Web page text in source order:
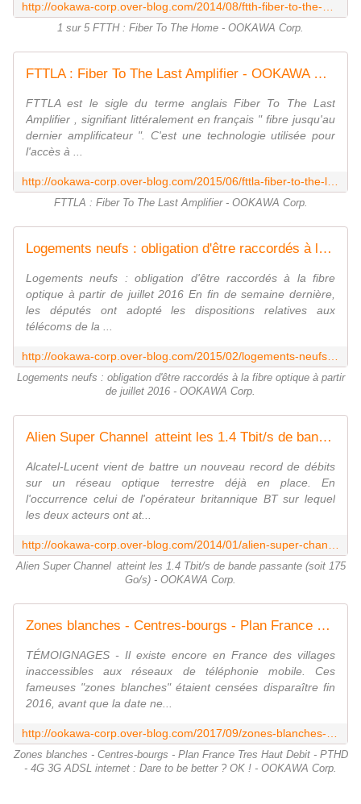
1 sur 5 FTTH : Fiber To The Home - OOKAWA Corp.
FTTLA : Fiber To The Last Amplifier - OOKAWA Corp.
FTTLA est le sigle du terme anglais Fiber To The Last
Amplifier , signifiant littéralement en français " fibre jusqu'au
dernier amplificateur ". C'est une technologie utilisée pour
l'accès à ...
FTTLA : Fiber To The Last Amplifier - OOKAWA Corp.
Logements neufs : obligation d'être raccordés à la fibre optique à partir de juillet 2016 - OOKAWA Corp.
Logements neufs : obligation d'être raccordés à la fibre
optique à partir de juillet 2016 En fin de semaine dernière,
les députés ont adopté les dispositions relatives aux
télécoms de la ...
Logements neufs : obligation d'être raccordés à la fibre optique à partir
de juillet 2016 - OOKAWA Corp.
Alien Super Channel atteint les 1.4 Tbit/s de bande passante (soit 175 Go/s) - OOKAWA Corp.
Alcatel-Lucent vient de battre un nouveau record de débits
sur un réseau optique terrestre déjà en place. En
l'occurrence celui de l'opérateur britannique BT sur lequel
les deux acteurs ont at...
Alien Super Channel atteint les 1.4 Tbit/s de bande passante (soit 175
Go/s) - OOKAWA Corp.
Zones blanches - Centres-bourgs - Plan France Tres Haut Debit - PTHD - 4G 3G ADSL internet : Dare to be better ? OK ! - OOKAWA Corp.
TÉMOIGNAGES - Il existe encore en France des villages
inaccessibles aux réseaux de téléphonie mobile. Ces
fameuses "zones blanches" étaient censées disparaître fin
2016, avant que la date ne...
Zones blanches - Centres-bourgs - Plan France Tres Haut Debit - PTHD
- 4G 3G ADSL internet : Dare to be better ? OK ! - OOKAWA Corp.